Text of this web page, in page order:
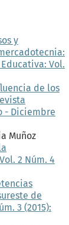
y
Vol.
de los
- Diciembre
Muñoz
2 Núm. 4
de
3 (2015):